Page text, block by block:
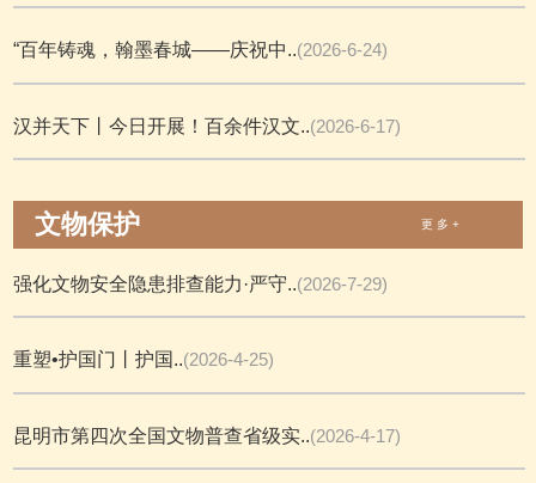
“百年铸魂，翰墨春城——庆祝中..(2026-6-24)
汉并天下丨今日开展！百余件汉文..(2026-6-17)
文物保护 更 多 +
强化文物安全隐患排查能力·严守..(2026-7-29)
重塑•护国门丨护国..(2026-4-25)
昆明市第四次全国文物普查省级实..(2026-4-17)